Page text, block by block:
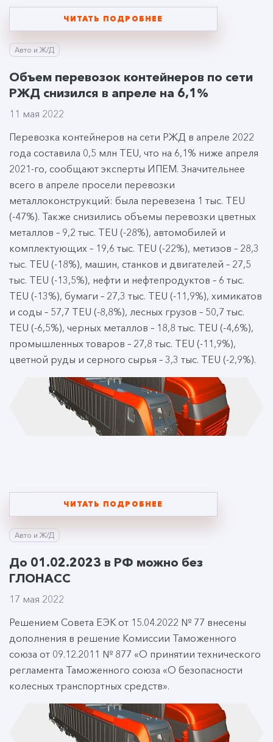
ЧИТАТЬ ПОДРОБНЕЕ
Авто и Ж/Д
Объем перевозок контейнеров по сети
РЖД снизился в апреле на 6,1%
11 мая 2022
Перевозка контейнеров на сети РЖД в апреле 2022
года составила 0,5 млн TEU, что на 6,1% ниже апреля
2021-го, сообщают эксперты ИПЕМ. Значительнее
всего в апреле просели перевозки
металлоконструкций: была перевезена 1 тыс. TEU
(-47%). Также снизились объемы перевозки цветных
металлов – 9,2 тыс. TEU (-28%), автомобилей и
комплектующих – 19,6 тыс. TEU (-22%), метизов – 28,3
тыс. TEU (-18%), машин, станков и двигателей – 27,5
тыс. TEU (-13,5%), нефти и нефтепродуктов – 6 тыс.
TEU (-13%), бумаги – 27,3 тыс. TEU (-11,9%), химикатов
и соды – 57,7 TEU (-8,8%), лесных грузов – 50,7 тыс.
TEU (-6,5%), черных металлов – 18,8 тыс. TEU (-4,6%),
промышленных товаров – 27,8 тыс. TEU (-11,9%),
цветной руды и серного сырья – 3,3 тыс. TEU (-2,9%).
ЧИТАТЬ ПОДРОБНЕЕ
Авто и Ж/Д
До 01.02.2023 в РФ можно без
ГЛОНАСС
17 мая 2022
Решением Совета ЕЭК от 15.04.2022 № 77 внесены
дополнения в решение Комиссии Таможенного
союза от 09.12.2011 № 877 «О принятии технического
регламента Таможенного союза «О безопасности
колесных транспортных средств».